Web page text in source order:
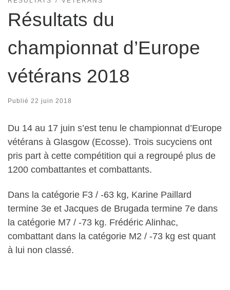
Résultats du
championnat d’Europe
vétérans 2018
Publié 22 juin 2018
Du 14 au 17 juin s’est tenu le championnat d’Europe
vétérans à Glasgow (Ecosse). Trois sucyciens ont
pris part à cette compétition qui a regroupé plus de
1200 combattantes et combattants.
Dans la catégorie F3 / -63 kg, Karine Paillard
termine 3e et Jacques de Brugada termine 7e dans
la catégorie M7 / -73 kg. Frédéric Alinhac,
combattant dans la catégorie M2 / -73 kg est quant
à lui non classé.